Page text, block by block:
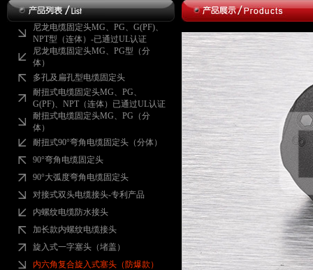
尼龙电缆固定头MG、PG、G(PF)、
NPT型（连体）-已通过UL认证
尼龙电缆固定头MG、PG型（分
体）
多孔及扁孔型电缆固定头
耐扭式电缆固定头MG、PG、
G(PF)、NPT（连体）已通过UL认证
耐扭式电缆固定头MG、PG（分
体）
耐扭式90°弯角电缆固定头（分体）
90°弯角电缆固定头
90°大弧度弯角电缆固定头
对接式双头电缆接头-专利产品
内螺纹电缆防水接头
加长款内螺纹电缆接头
旋入式一字塞头（堵盖）
内六角复合旋入式塞头（防爆款）